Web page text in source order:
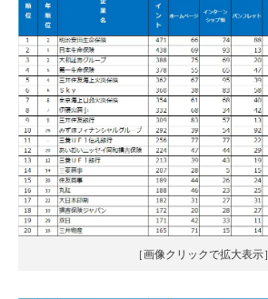
［画像クリックで拡大表示］